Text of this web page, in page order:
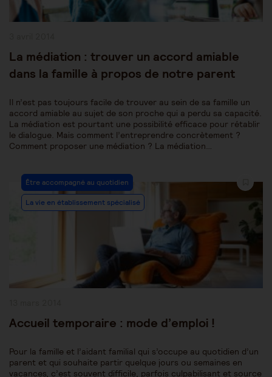
La médiation : trouver un accord amiable
dans la famille à propos de notre parent
Il n’est pas toujours facile de trouver au sein de sa famille un
accord amiable au sujet de son proche qui a perdu sa capacité.
La médiation est pourtant une possibilité efficace pour rétablir
le dialogue. Mais comment l’entreprendre concrètement ?
Comment proposer une médiation ? La médiation…
Post
Category:
Être accompagné au quotidien
La vie en établissement spécialisé
Accueil temporaire : mode d’emploi !
Pour la famille et l’aidant familial qui s’occupe au quotidien d’un
parent et qui souhaite partir quelque jours ou semaines en
vacances, c’est souvent difficile, parfois culpabilisant et source